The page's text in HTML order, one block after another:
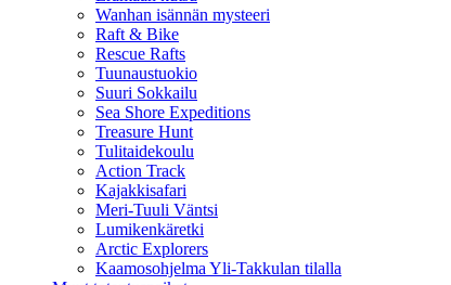
Wanhan isännän mysteeri
Raft & Bike
Rescue Rafts
Tuunaustuokio
Suuri Sokkailu
Sea Shore Expeditions
Treasure Hunt
Tulitaidekoulu
Action Track
Kajakkisafari
Meri-Tuuli Väntsi
Lumikenkäretki
Arctic Explorers
Kaamosohjelma Yli-Takkulan tilalla